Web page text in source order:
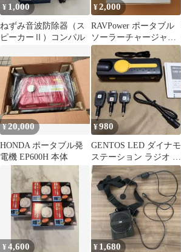
¥ 1,000
ねずみ音波防除器（ス
ピーカーⅡ）コンパル
¥2,000
RAVPower ポータブル
ソーラーチャージャ
ー 折りたたみ式
¥20,000
HONDA ポータブル発
電機 EP600H 本体
¥980
GENTOS LED ダイナモ
ステーション ラジオ モ
バイル充電 H-536
¥4,600 ¥ 1,680